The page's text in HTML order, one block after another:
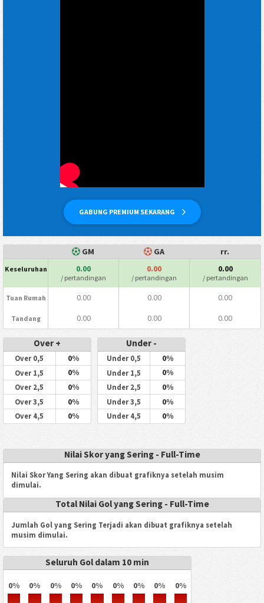
GABUNG PREMIUM SEKARANG
GM GA rr.
Keseluruhan 0.00
/ pertandingan
0.00
/ pertandingan
0.00
/ pertandingan
Tuan Rumah 0.00 0.00 0.00
Tandang 0.00 0.00 0.00
Over +
Over 0,5 0%
Over 1,5 0%
Over 2,5 0%
Over 3,5 0%
Over 4,5 0%
Under -
Under 0,5 0%
Under 1,5 0%
Under 2,5 0%
Under 3,5 0%
Under 4,5 0%
Nilai Skor yang Sering - Full-Time
Nilai Skor Yang Sering akan dibuat grafiknya setelah musim
dimulai.
Total Nilai Gol yang Sering - Full-Time
Jumlah Gol yang Sering Terjadi akan dibuat grafiknya setelah
musim dimulai.
Seluruh Gol dalam 10 min
0% 0% 0% 0% 0% 0% 0% 0% 0%